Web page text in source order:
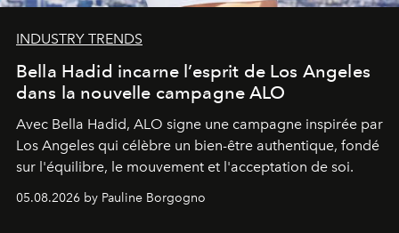
INDUSTRY TRENDS
Bella Hadid incarne l’esprit de Los Angeles
dans la nouvelle campagne ALO
Avec Bella Hadid, ALO signe une campagne inspirée par
Los Angeles qui célèbre un bien-être authentique, fondé
sur l'équilibre, le mouvement et l'acceptation de soi.
05.08.2026 by Pauline Borgogno